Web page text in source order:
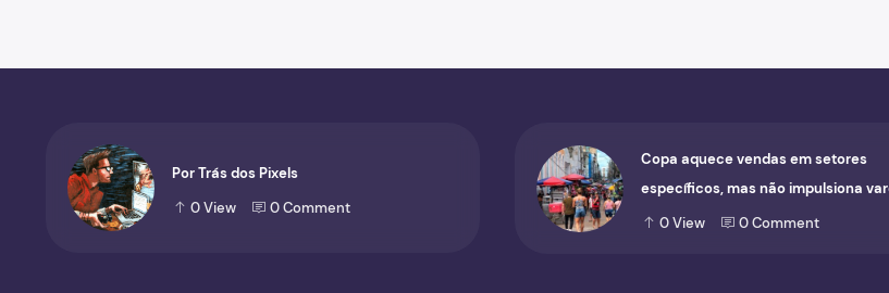
Por Trás dos Pixels
0View 0Comment
Copa aquece vendas em setores
específicos, mas não impulsiona
de forma geral
0View 0Comment